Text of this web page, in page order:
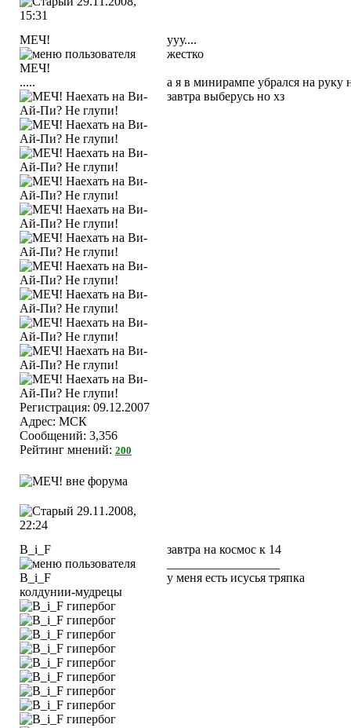
15:31
МЕЧ!
.....
Регистрация: 09.12.2007
Адрес: МСК
Сообщений: 3,356
Рейтинг мнений: 200
ууу....
жестко
а я в минирампе убрался на руку
завтра выберусь но хз
29.11.2008,
22:24
B_i_F
колдунии-мудрецы
завтра на космос к 14
у меня есть исусья тряпка